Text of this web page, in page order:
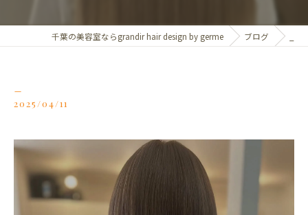
千葉の美容室ならgrandir hair design by germe ブログ
2025/04/11